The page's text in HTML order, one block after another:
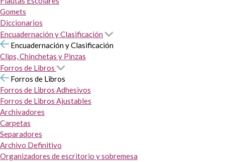
Gomets
Diccionarios
Encuadernación y Clasificación
Encuadernación y Clasificación
Clips, Chinchetas y Pinzas
Forros de Libros
Forros de Libros
Forros de Libros Adhesivos
Forros de Libros Ajustables
Archivadores
Carpetas
Separadores
Archivo Definitivo
Organizadores de escritorio y sobremesa